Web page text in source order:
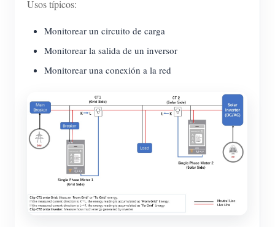
Usos típicos:
Monitorear un circuito de carga
Monitorear la salida de un inversor
Monitorear una conexión a la red